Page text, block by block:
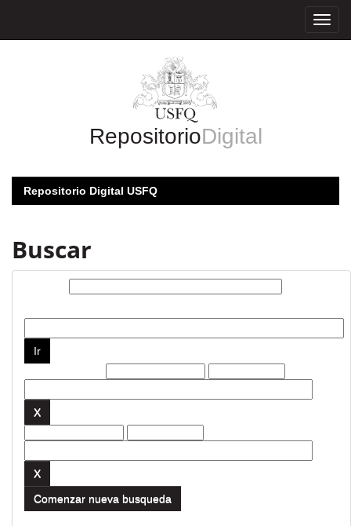
RepositorioDigital
Repositorio Digital USFQ
Buscar
Comenzar nueva busqueda